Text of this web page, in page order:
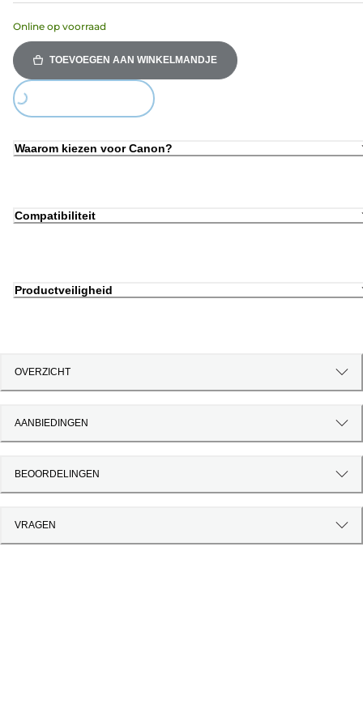
Online op voorraad
TOEVOEGEN AAN WINKELMANDJE
Loading...
Waarom kiezen voor Canon?
Compatibiliteit
Productveiligheid
OVERZICHT
AANBIEDINGEN
BEOORDELINGEN
VRAGEN